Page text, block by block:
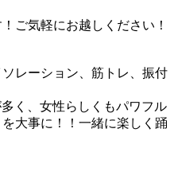
ご気軽にお越しください！
レーション、筋トレ、振付
く、女性らしくもパワフル
大事に！！一緒に楽しく踊